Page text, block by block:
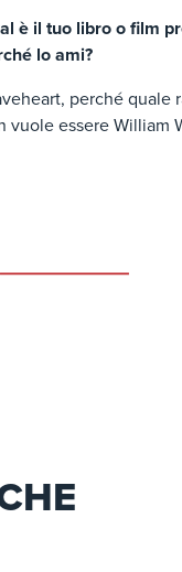
è il tuo libro o film
lo ami?
perché quale
vuole essere William